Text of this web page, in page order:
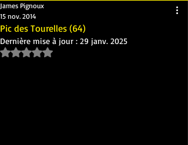
Pic des Tourelles (64)
James Pignoux
15 nov. 2014
Dernière mise à jour : 29 janv. 2025
Noté NaN étoiles sur 5.